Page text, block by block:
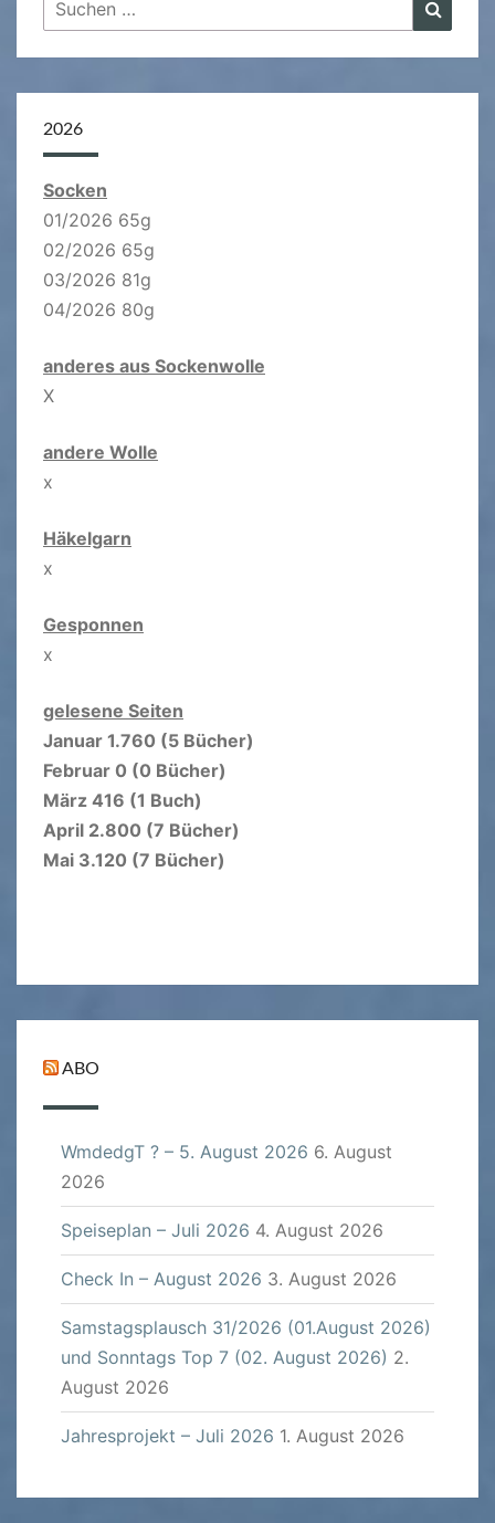
nach:
2026
Socken
01/2026 65g
02/2026 65g
03/2026 81g
04/2026 80g
anderes aus Sockenwolle
X
andere Wolle
x
Häkelgarn
x
Gesponnen
x
gelesene Seiten
Januar 1.760 (5 Bücher)
Februar 0 (0 Bücher)
März 416 (1 Buch)
April 2.800 (7 Bücher)
Mai 3.120 (7 Bücher)
ABO
WmdedgT ? – 5. August 2026 6. August
2026
Speiseplan – Juli 2026 4. August 2026
Check In – August 2026 3. August 2026
Samstagsplausch 31/2026 (01.August 2026)
und Sonntags Top 7 (02. August 2026) 2.
August 2026
Jahresprojekt – Juli 2026 1. August 2026